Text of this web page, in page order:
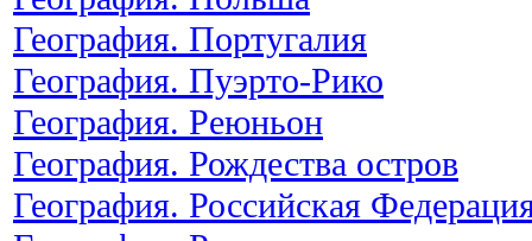
География. Португалия
География. Пуэрто-Рико
География. Реюньон
География. Рождества остров
География. Российская